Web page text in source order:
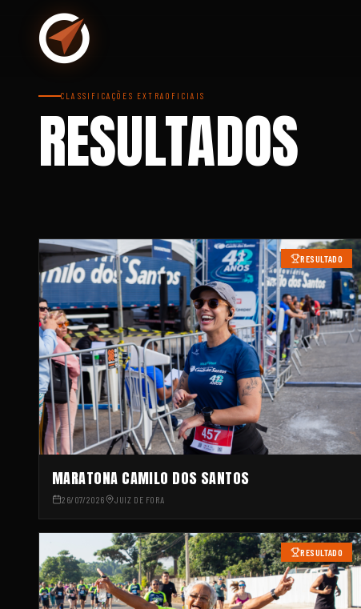
CLASSIFICAÇÕES EXTRAOFICIAIS
RESULTADOS
RESULTADO
MARATONA CAMILO DOS SANTOS
26/07/2026 JUIZ DE FORA
RESULTADO